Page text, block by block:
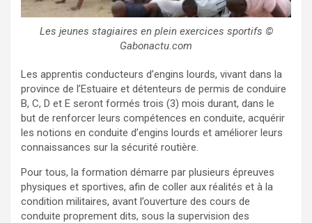
Les jeunes stagiaires en plein exercices sportifs ©
Gabonactu.com
Les apprentis conducteurs d’engins lourds, vivant dans la
province de l’Estuaire et détenteurs de permis de conduire
B, C, D et E seront formés trois (3) mois durant, dans le
but de renforcer leurs compétences en conduite, acquérir
les notions en conduite d’engins lourds et améliorer leurs
connaissances sur la sécurité routière.
Pour tous, la formation démarre par plusieurs épreuves
physiques et sportives, afin de coller aux réalités et à la
condition militaires, avant l’ouverture des cours de
conduite proprement dits, sous la supervision des